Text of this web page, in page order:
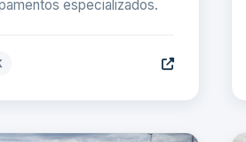
especializados.